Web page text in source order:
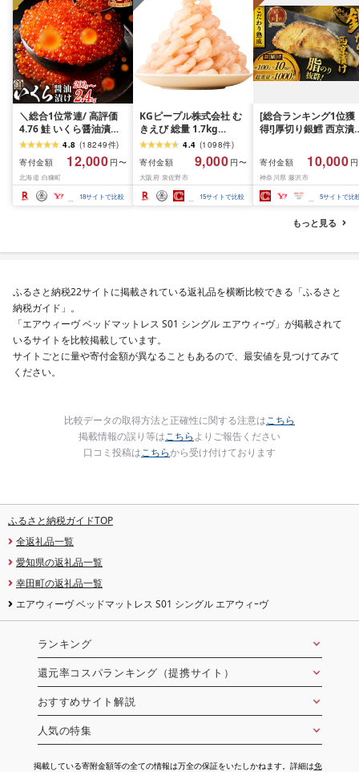
＼総合1位常連/ 高評価
4.76 鮭 いくら醤油漬け
ふるさと納税 いくら
200g / 400g / 800g /
1.6kg / 2.4kg 200g パッ
ク[選べる容量] 醤油漬け
海鮮 イクラ 小分け ふる
さと ランキング 人気 ギ
4.8 (18249件)
寄付金額
12,000 円〜
北海道 白糠町
18サイトで比較
KGピープル株式会社 む
きえび 総量 1.7kg
(850g×2P) 特大 5Lサイ
ズ バナメイエビ バラ凍
結 下処理不要 サイズ不
揃い 訳あり
4.4 (1098件)
寄付金額
9,000 円〜
大阪府 泉佐野市
15サイトで比較
[総合ランキング1位獲
得!]厚切り銀鱈 西京漬
約 1,000g (約 100g ×
切) 西京味噌 西京みそ
噌漬け みそ 味噌 鮮魚
介 銀だら 銀ダラ ギン
ラ ぎんだら 鱈 タラ 魚
西京焼き 西京漬 西京
き 冷凍 厳選 鮮魚 漬け
礼品 おかず おつまみ
南 藤沢
寄付金額 10,000
神奈川県 藤沢市
5サイトで比
もっと見る
ふるさと納税22サイトに掲載されている返礼品を横断比較できる「ふるさと
納税ガイド」。
「エアウィーヴ ベッドマットレス S01 シングル エアウィｰヴ」が掲載されて
いるサイトを比較掲載しています。
サイトごとに量や寄付金額が異なることもあるので、最安値を見つけてみて
ください。
比較データの取得方法と正確性に関する注意はこちら
掲載情報の誤り等はこちらよりご報告ください
口コミ投稿はこちらから受け付けております
ふるさと納税ガイドTOP
全返礼品一覧
愛知県の返礼品一覧
幸田町の返礼品一覧
エアウィーヴ ベッドマットレス S01 シングル エアウィｰヴ
ランキング
還元率コスパランキング（提携サイト）
おすすめサイト解説
人気の特集
掲載している寄附金額等の全ての情報は万全の保証をいたしかねます。詳細は免